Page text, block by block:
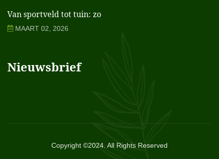
Van sportveld tot tuin: zo
MAART 02, 2026
Nieuwsbrief
Copyright ©2024. All Rights Reserved